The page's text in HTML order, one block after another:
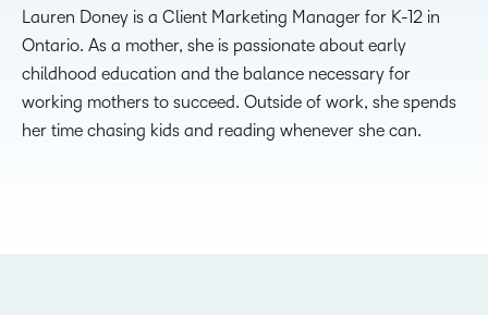
Lauren Doney is a Client Marketing Manager for K-12 in
Ontario. As a mother, she is passionate about early
childhood education and the balance necessary for
working mothers to succeed. Outside of work, she spends
her time chasing kids and reading whenever she can.